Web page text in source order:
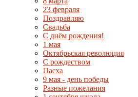
23 февраля
Поздравляю
Свадьба
С днём рождения!
1 мая
Октябрьская революция
С рождеством
Пасха
9 мая - день победы
Разные пожелания